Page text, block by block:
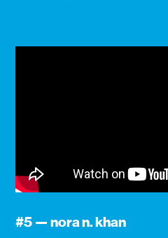
#5 — nora n. khan